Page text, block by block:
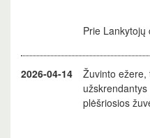
Prie Lankytojų
2026-04-14
Žuvinto ežere,
plėšriosios